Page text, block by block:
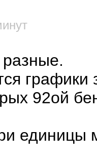
графики
92ой
единицы